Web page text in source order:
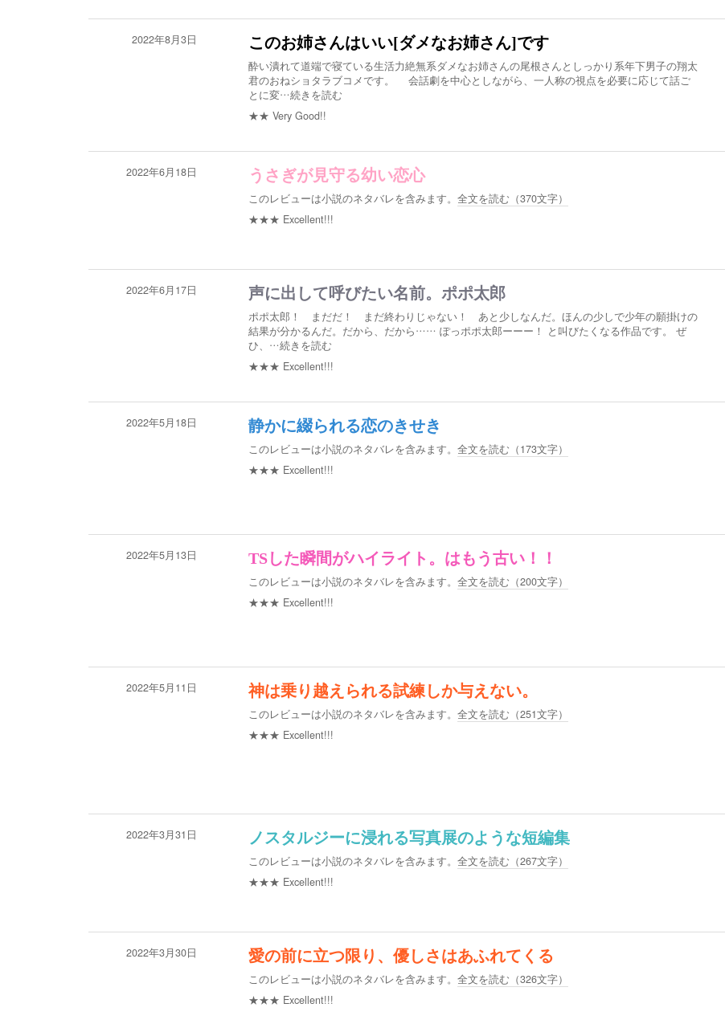
2022年8月3日 このお姉さんはいい[ダメなお姉さん]です
酔い潰れて道端で寝ている生活力絶無系ダメなお姉さんの尾根さんとしっかり系年下男子の翔太
君のおねショタラブコメです。 会話劇を中心としながら、一人称の視点を必要に応じて話ご
とに変…続きを読む
★★ Very Good!!
2022年6月18日 うさぎが見守る幼い恋心
このレビューは小説のネタバレを含みます。 全文を読む（370文字）
★★★ Excellent!!!
2022年6月17日 声に出して呼びたい名前。ポポ太郎
ポポ太郎！ まだだ！ まだ終わりじゃない！ あと少しなんだ。ほんの少しで少年の願掛けの
結果が分かるんだ。だから、だから…… ぽっポポ太郎ーーー！ と叫びたくなる作品です。 ぜ
ひ、 …続きを読む
★★★ Excellent!!!
2022年5月18日 静かに綴られる恋のきせき
このレビューは小説のネタバレを含みます。 全文を読む（173文字）
★★★ Excellent!!!
2022年5月13日 TSした瞬間がハイライト。はもう古い！！
このレビューは小説のネタバレを含みます。 全文を読む（200文字）
★★★ Excellent!!!
2022年5月11日 神は乗り越えられる試練しか与えない。
このレビューは小説のネタバレを含みます。 全文を読む（251文字）
★★★ Excellent!!!
2022年3月31日 ノスタルジーに浸れる写真展のような短編集
このレビューは小説のネタバレを含みます。 全文を読む（267文字）
★★★ Excellent!!!
2022年3月30日 愛の前に立つ限り、優しさはあふれてくる
このレビューは小説のネタバレを含みます。 全文を読む（326文字）
★★★ Excellent!!!